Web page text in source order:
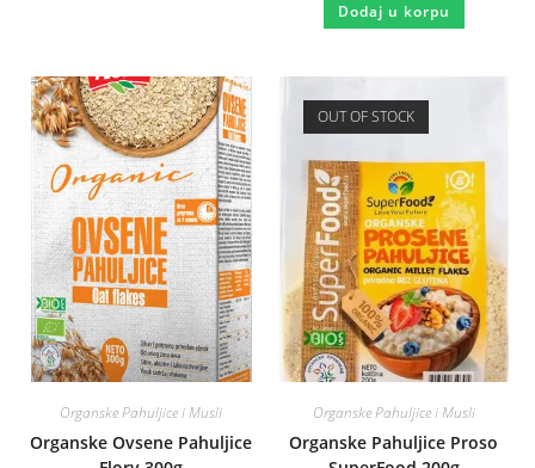
Dodaj u korpu
Organske Pahuljice i Musli
Organske Ovsene Pahuljice
OUT OF STOCK
Organske Pahuljice i Musli
Organske Pahuljice Proso